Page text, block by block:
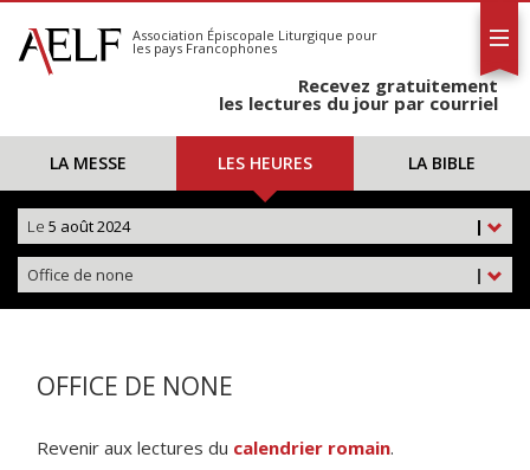
S'abonner
Calendrier
Association Épiscopale Liturgique pour
les pays Francophones
Recevez gratuitement
les lectures du jour par courriel
LA MESSE LES HEURES LA BIBLE
|
Le 5 août 2024
|
Office de none
OFFICE DE NONE
Revenir aux lectures du calendrier romain.